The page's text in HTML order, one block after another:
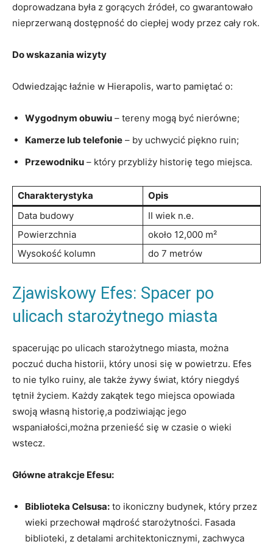
doprowadzana była z gorących źródeł, co gwarantowało
nieprzerwaną dostępność do ciepłej wody przez cały rok.
Do wskazania wizyty
Odwiedzając łaźnie w Hierapolis, warto pamiętać o:
Wygodnym obuwiu – tereny mogą być nierówne;
Kamerze lub telefonie – by uchwycić piękno ruin;
Przewodniku – który przybliży historię tego miejsca.
Charakterystyka
Opis
Data budowy
II wiek n.e.
Powierzchnia
około 12,000 m²
Wysokość kolumn
do 7 metrów
Zjawiskowy Efes: Spacer po
ulicach starożytnego miasta
spacerując po ulicach starożytnego miasta, można
poczuć ducha historii, który unosi się w powietrzu. Efes
to nie tylko ruiny, ale także żywy świat, który niegdyś
tętnił życiem. Każdy zakątek tego miejsca opowiada
swoją własną historię,a podziwiając jego
wspaniałości,można przenieść się w czasie o wieki
wstecz.
Główne atrakcje Efesu:
Biblioteka Celsusa: to ikoniczny budynek, który przez
wieki przechował mądrość starożytności. Fasada
biblioteki, z detalami architektonicznymi, zachwyca